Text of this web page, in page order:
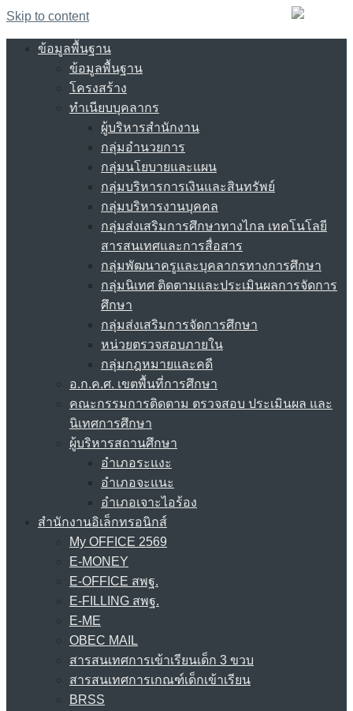
Skip to content
ข้อมูลพื้นฐาน
ข้อมูลพื้นฐาน
โครงสร้าง
ทำเนียบบุคลากร
ผู้บริหารสำนักงาน
กลุ่มอำนวยการ
กลุ่มนโยบายและแผน
กลุ่มบริหารการเงินและสินทรัพย์
กลุ่มบริหารงานบุคคล
กลุ่มส่งเสริมการศึกษาทางไกล เทคโนโลยี
สารสนเทศและการสื่อสาร
กลุ่มพัฒนาครูและบุคลากรทางการศึกษา
กลุ่มนิเทศ ติดตามและประเมินผลการจัดการ
ศึกษา
กลุ่มส่งเสริมการจัดการศึกษา
หน่วยตรวจสอบภายใน
กลุ่มกฎหมายและคดี
อ.ก.ค.ศ. เขตพื้นที่การศึกษา
คณะกรรมการติดตาม ตรวจสอบ ประเมินผล และ
นิเทศการศึกษา
ผู้บริหารสถานศึกษา
อำเภอระแงะ
อำเภอจะแนะ
อำเภอเจาะไอร้อง
สำนักงานอิเล็กทรอนิกส์
My OFFICE 2569
E-MONEY
E-OFFICE สพฐ.
E-FILLING สพฐ.
E-ME
OBEC MAIL
สารสนเทศการเข้าเรียนเด็ก 3 ขวบ
สารสนเทศการเกณฑ์เด็กเข้าเรียน
BRSS